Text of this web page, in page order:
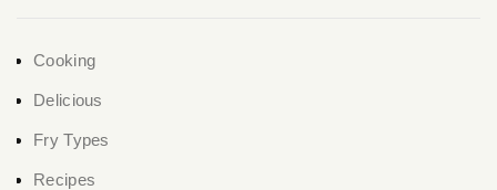
Cooking
Delicious
Fry Types
Recipes